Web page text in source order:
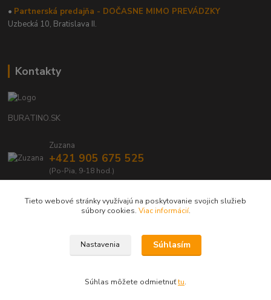
• Partnerská predajňa - DOČASNE MIMO PREVÁDZKY
Uzbecká 10, Bratislava II.
Kontakty
BURATINO.SK
Zuzana
+421 905 675 525
(Po-Pia, 9-18 hod.)
BURATINO.SK - Váš obľúbený e-shop s drevenými, eko hračkami a doplnkami
Tieto webové stránky využívajú na poskytovanie svojich služieb
súbory cookies. Viac informácií.
Nastavenia Súhlasím
Súhlas môžete odmietnuťtu.